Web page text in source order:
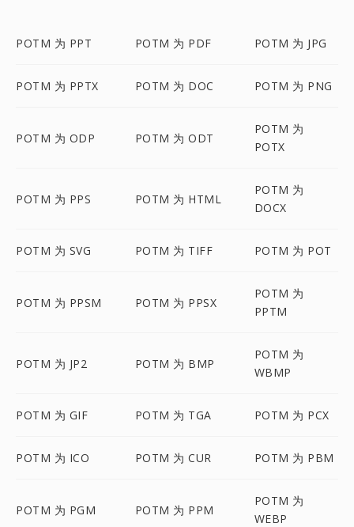
POTM 为 PPT POTM 为 PDF POTM 为 JPG
POTM 为 PPTX POTM 为 DOC POTM 为 PNG
POTM 为 ODP POTM 为 ODT
POTM 为
POTX
POTM 为 PPS POTM 为 HTML
POTM 为
DOCX
POTM 为 SVG POTM 为 TIFF POTM 为 POT
POTM 为 PPSM POTM 为 PPSX
POTM 为
PPTM
POTM 为 JP2 POTM 为 BMP
POTM 为
WBMP
POTM 为 GIF POTM 为 TGA POTM 为 PCX
POTM 为 ICO POTM 为 CUR POTM 为 PBM
POTM 为 PGM POTM 为 PPM
POTM 为
WEBP